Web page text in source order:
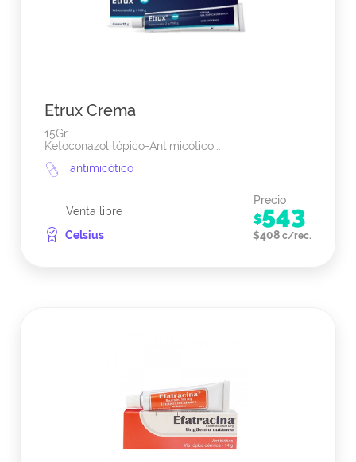
Etrux Crema
15Gr
Ketoconazol tópico-Antimicótico...
antimicótico
Venta libre
Celsius
Precio
$543
$408 c/rec.